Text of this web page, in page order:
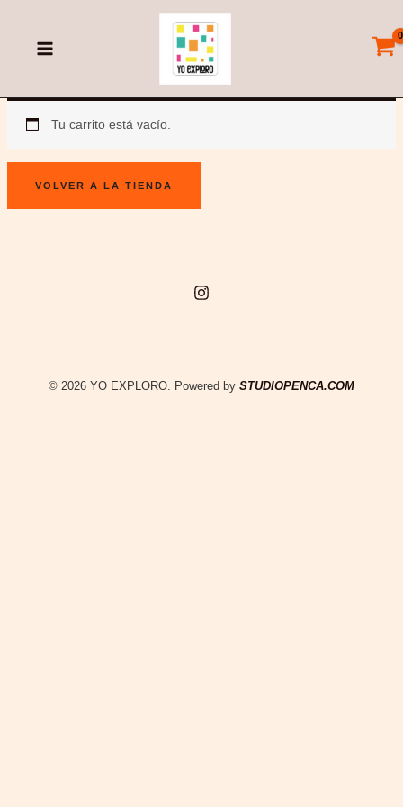
contenido
Tu carrito está vacío.
VOLVER A LA TIENDA
© 2026 YO EXPLORO. Powered by STUDIOPENCA.COM